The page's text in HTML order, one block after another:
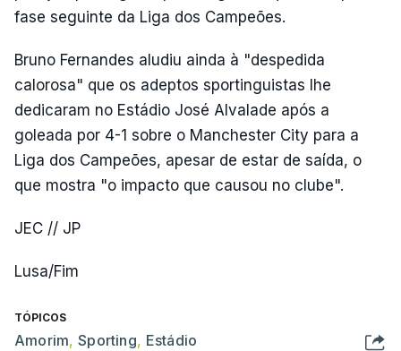
fase seguinte da Liga dos Campeões.
Bruno Fernandes aludiu ainda à "despedida
calorosa" que os adeptos sportinguistas lhe
dedicaram no Estádio José Alvalade após a
goleada por 4-1 sobre o Manchester City para a
Liga dos Campeões, apesar de estar de saída, o
que mostra "o impacto que causou no clube".
JEC // JP
Lusa/Fim
TÓPICOS
Amorim,Sporting, Estádio